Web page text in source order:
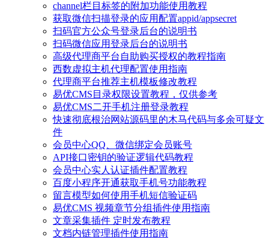
channel栏目标签的附加功能使用教程
获取微信扫描登录的应用配置appid/appsecret
扫码官方公众号登录后台的说明书
扫码微信应用登录后台的说明书
高级代理商平台自助购买授权的教程指南
西数虚拟主机代理配置使用指南
代理商平台推荐主机模板修改教程
易优CMS目录权限设置教程，仅供参考
易优CMS二开手机注册登录教程
快速彻底根治网站源码里的木马代码与多余可疑文
件
会员中心QQ、微信绑定会员账号
API接口密钥的验证逻辑代码教程
会员中心实人认证插件配置教程
百度小程序开通获取手机号功能教程
留言模型如何使用手机短信验证码
易优CMS 视频章节分组插件使用指南
文章采集插件 定时发布教程
文档内链管理插件使用指南